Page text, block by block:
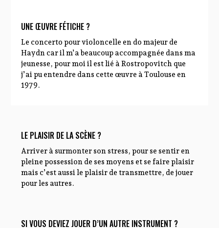
UNE ŒUVRE FÉTICHE ?
Le concerto pour violoncelle en do majeur de
Haydn car il m’a beaucoup accompagnée dans ma
jeunesse, pour moi il est lié à Rostropovitch que
j’ai pu entendre dans cette œuvre à Toulouse en
1979.
LE PLAISIR DE LA SCÈNE ?
Arriver à surmonter son stress, pour se sentir en
pleine possession de ses moyens et se faire plaisir
mais c’est aussi le plaisir de transmettre, de jouer
pour les autres.
SI VOUS DEVIEZ JOUER D’UN AUTRE INSTRUMENT ?